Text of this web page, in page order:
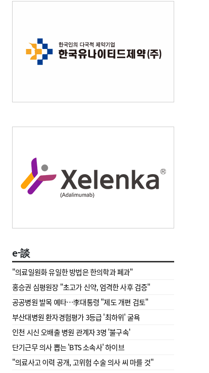
e-談
"의료일원화 유일한 방법은 한의학과 폐과"
홍승권 심평원장 " 초고가 신약, 엄격한 사후 검증"
공공병원 발목 예타…李대통령 "제도 개편 검토"
부산대병원 환자경험평가 3등급 '최하위' 굴욕
인천 시신 오배출 병원 관계자 3명 '불구속'
단기근무 의사 뽑는 'BTS 소속사' 하이브
"의료사고 이력 공개, 고위험 수술 의사 씨 마를 것"